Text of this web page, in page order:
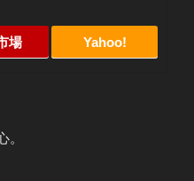
場 Yahoo!
。